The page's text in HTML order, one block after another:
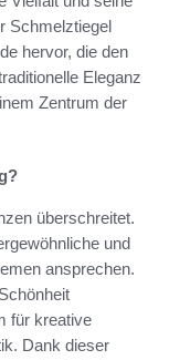
Schmelztiegel
hervor, die den
Eleganz
Zentrum der
überschreitet.
und
ansprechen.
für kreative
Dank dieser